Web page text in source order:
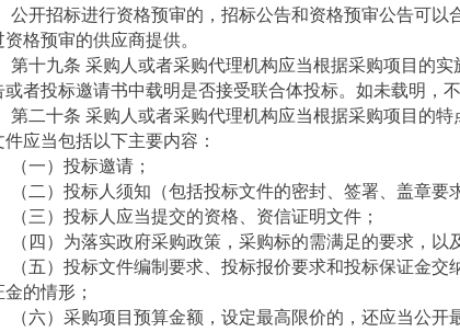
公开招标进行资格预审的，招标公告和资格预审公告可以
资格预审的供应商提供。
第十九条 采购人或者采购代理机构应当根据采购项目的
或者投标邀请书中载明是否接受联合体投标。如未载明，
第二十条 采购人或者采购代理机构应当根据采购项目的
件应当包括以下主要内容：
（一）投标邀请；
（二）投标人须知（包括投标文件的密封、签署、盖章要
（三）投标人应当提交的资格、资信证明文件；
（四）为落实政府采购政策，采购标的需满足的要求，以
（五）投标文件编制要求、投标报价要求和投标保证金
的情形；
（六）采购项目预算金额，设定最高限价的，还应当公开